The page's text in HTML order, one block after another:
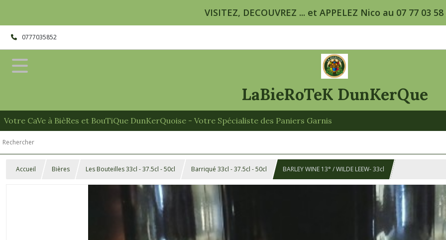
VISITEZ, DECOUVREZ ... et APPELEZ Nico au 07 77 03 58
0777035852
LaBieRoTeK DunKerQue
Votre CaVe à BièRes et BouTiQue DunKerQuoise - Votre Spécialiste des Paniers Garnis
Accueil Bières Les Bouteilles 33cl - 37.5cl - 50cl Barriqué 33cl - 37.5cl - 50cl BARLEY WINE 13° / WILDE LEEW- 33cl